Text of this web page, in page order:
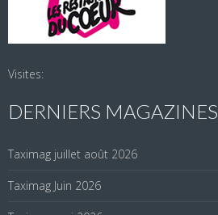
Visites:
DERNIERS MAGAZINES
Taximag juillet août 2026
Taximag Juin 2026